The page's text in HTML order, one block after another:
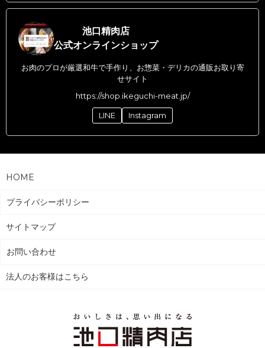
池口精肉店
公式オンラインショップ
お肉のプロが厳選和牛で手作り、お惣菜・デリカの通販お取り寄
せサイト
https://shop.ikeguchi-meat.jp/
LINE Instagram
HOME
プライバシーポリシー
サイトマップ
お問い合わせ
法人のお客様はこちら